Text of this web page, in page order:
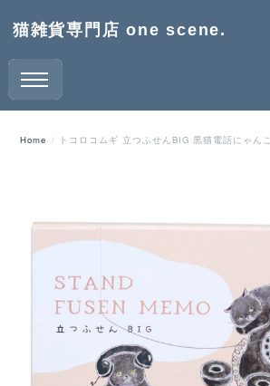
猫雑貨専門店 one scene.
Home トコロコムギ 立つふせんBIG 黒猫電話にゃんこ